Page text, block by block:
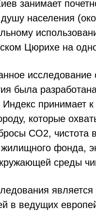
занимает
населения
Цюрихе на
исследование
была
Индекс принимает
которые
СО2, чистота
фонда,
среды
является
в ведущих